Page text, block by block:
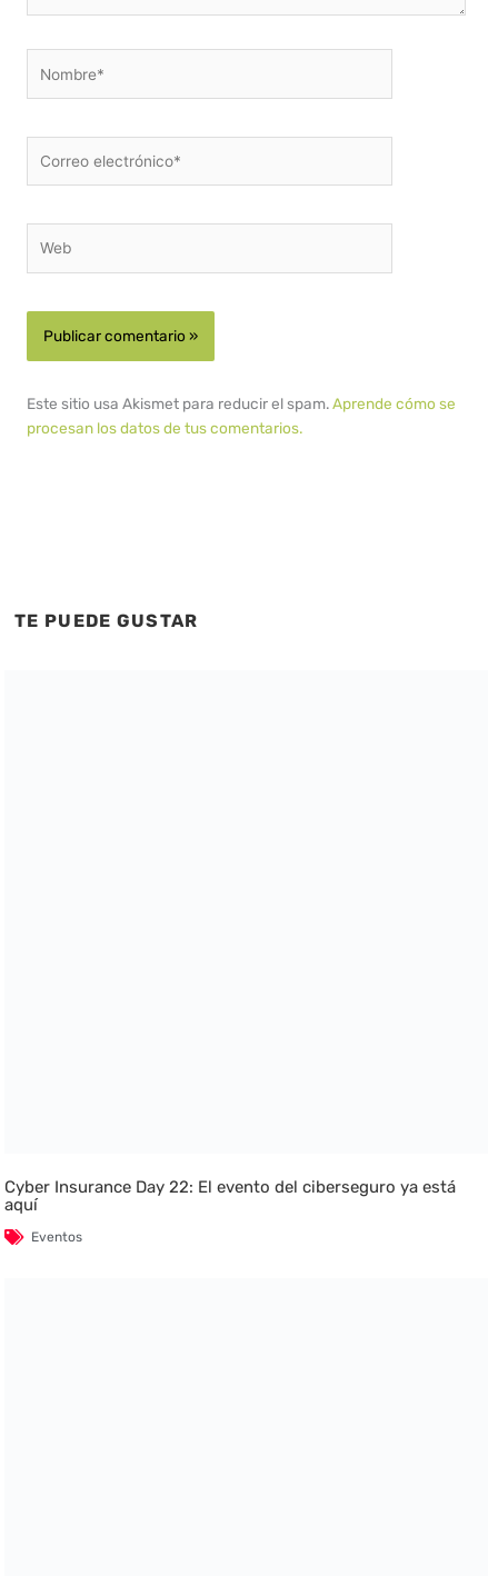
electrónico*
Este sitio usa Akismet para reducir el spam.Aprende cómo se
procesan los datos de tus comentarios.
TE PUEDE GUSTAR
Cyber Insurance Day 22: El evento del ciberseguro ya está
aquí
Eventos